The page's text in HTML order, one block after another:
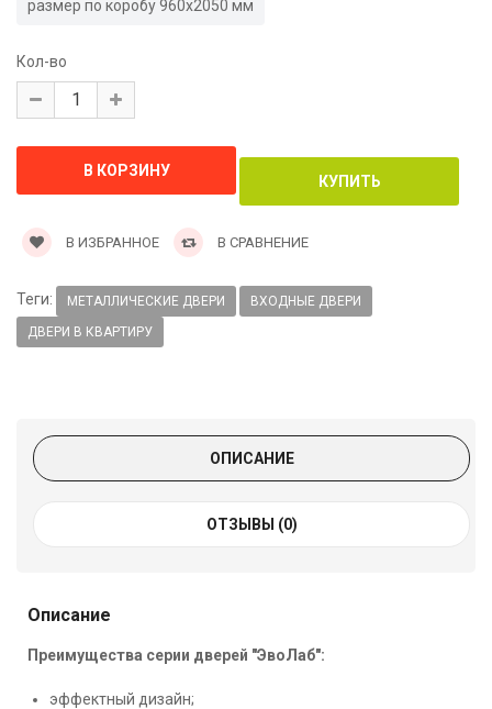
размер по коробу 960х2050 мм
Кол-во
В ИЗБРАННОЕ В СРАВНЕНИЕ
Теги: МЕТАЛЛИЧЕСКИЕ ДВЕРИ ВХОДНЫЕ ДВЕРИ
ДВЕРИ В КВАРТИРУ
ОПИСАНИЕ
ОТЗЫВЫ (0)
Описание
Преимущества серии дверей "ЭвоЛаб":
эффектный дизайн;